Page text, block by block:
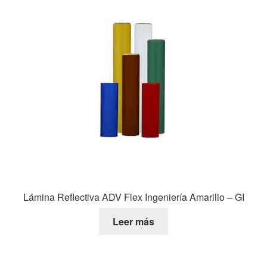
Lámina Reflectiva ADV Flex Ingeniería Amarillo – GI
Leer más